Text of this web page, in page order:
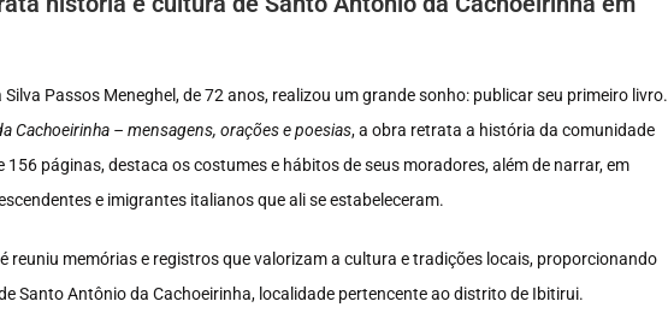
Passos Meneghel, de 72 anos, realizou um grande sonho: publicar seu primeiro livro.
Cachoeirinha – mensagens, orações e poesias, a obra retrata a história da comunidade
156 páginas, destaca os costumes e hábitos de seus moradores, além de narrar, em
e imigrantes italianos que ali se estabeleceram.
reuniu memórias e registros que valorizam a cultura e tradições locais, proporcionando
Santo Antônio da Cachoeirinha, localidade pertencente ao distrito de Ibitirui.